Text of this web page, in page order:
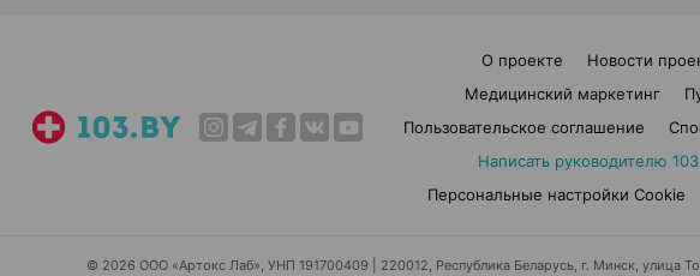
О проекте Новости
Медицинский маркетинг
Пользовательское соглашение
Написать руководителю
Персональные настройки Cookie
© 2026 ООО «Артокс Лаб», УНП 191700409 | 220012, Республика Беларусь, г. Минск, улица